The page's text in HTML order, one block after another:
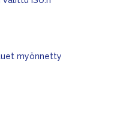
myönnetty